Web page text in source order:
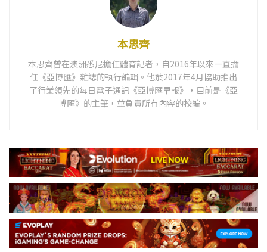
本思齊
本思齊曾在澳洲悉尼擔任體育記者，自2016年以來一直擔
任《亞博匯》雜誌的執行編輯。他於2017年4月協助推出
了行業領先的每日電子通訊《亞博匯早報》，目前是《亞
博匯》的主筆，並負責所有內容的校編。